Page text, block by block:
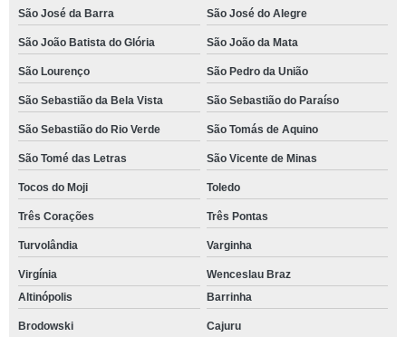
São José da Barra São José do Alegre
São João Batista do Glória São João da Mata
São Lourenço São Pedro da União
São Sebastião da Bela Vista São Sebastião do Paraíso
São Sebastião do Rio Verde São Tomás de Aquino
São Tomé das Letras São Vicente de Minas
Tocos do Moji Toledo
Três Corações Três Pontas
Turvolândia Varginha
Virgínia
Wenceslau Braz
Altinópolis
Barrinha
Brodowski Cajuru